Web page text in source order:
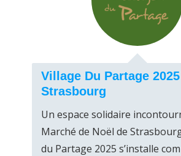
Village Du Partage
Strasbourg
Un espace solidaire
Marché de Noël de
du Partage 2025 s’installe